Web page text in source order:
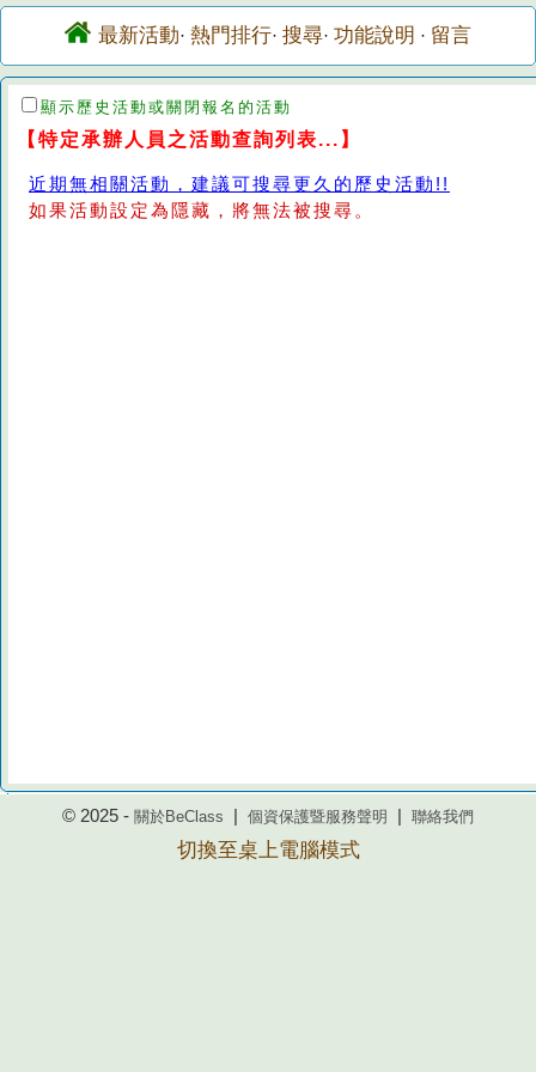
最新活動· 熱門排行· 搜尋· 功能說明 · 留言
顯示歷史活動或關閉報名的活動
【特定承辦人員之活動查詢列表...】
近期無相關活動，建議可搜尋更久的歷史活動!!
如果活動設定為隱藏，將無法被搜尋。
© 2025 - 關於BeClass 個資保護暨服務聲明 聯絡我們
切換至桌上電腦模式